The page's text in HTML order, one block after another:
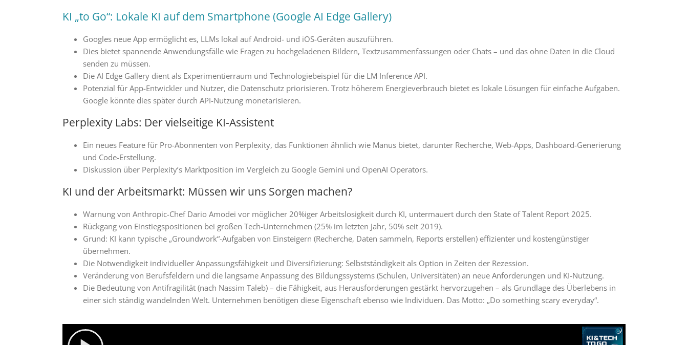
KI „to Go“: Lokale KI auf dem Smartphone (Google AI Edge Gallery)
Googles neue App ermöglicht es, LLMs lokal auf Android- und iOS-Geräten auszuführen.
Dies bietet spannende Anwendungsfälle wie Fragen zu hochgeladenen Bildern, Textzusammenfassungen oder Chats – und das ohne Daten in die Cloud
senden zu müssen.
Die AI Edge Gallery dient als Experimentierraum und Technologiebeispiel für die LM Inference API.
Potenzial für App-Entwickler und Nutzer, die Datenschutz priorisieren. Trotz höherem Energieverbrauch bietet es lokale Lösungen für einfache Aufgaben.
Google könnte dies später durch API-Nutzung monetarisieren.
Perplexity Labs: Der vielseitige KI-Assistent
Ein neues Feature für Pro-Abonnenten von Perplexity, das Funktionen ähnlich wie Manus bietet, darunter Recherche, Web-Apps, Dashboard-Generierung
und Code-Erstellung.
Diskussion über Perplexity’s Marktposition im Vergleich zu Google Gemini und OpenAI Operators.
KI und der Arbeitsmarkt: Müssen wir uns Sorgen machen?
Warnung von Anthropic-Chef Dario Amodei vor möglicher 20%iger Arbeitslosigkeit durch KI, untermauert durch den State of Talent Report 2025.
Rückgang von Einstiegspositionen bei großen Tech-Unternehmen (25% im letzten Jahr, 50% seit 2019).
Grund: KI kann typische „Groundwork“-Aufgaben von Einsteigern (Recherche, Daten sammeln, Reports erstellen) effizienter und kostengünstiger
übernehmen.
Die Notwendigkeit individueller Anpassungsfähigkeit und Diversifizierung: Selbstständigkeit als Option in Zeiten der Rezession.
Veränderung von Berufsfeldern und die langsame Anpassung des Bildungssystems (Schulen, Universitäten) an neue Anforderungen und KI-Nutzung.
Die Bedeutung von Antifragilität (nach Nassim Taleb) – die Fähigkeit, aus Herausforderungen gestärkt hervorzugehen – als Grundlage des Überlebens in
einer sich ständig wandelnden Welt. Unternehmen benötigen diese Eigenschaft ebenso wie Individuen. Das Motto: „Do something scary everyday“.